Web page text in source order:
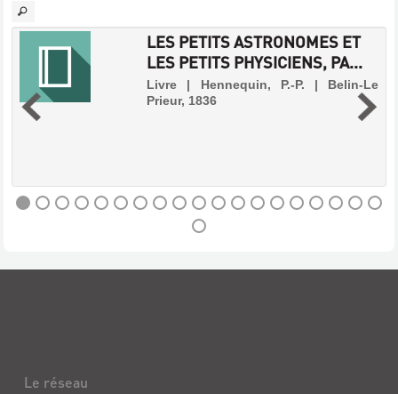
LES PETITS ASTRONOMES ET
LES PETITS PHYSICIENS, PA...
Livre | Hennequin, P.-P. | Belin-Le
Prieur, 1836
PA...
Le réseau